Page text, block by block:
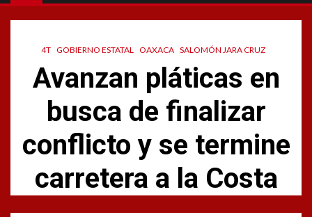
4T GOBIERNO ESTATAL OAXACA SALOMÓN JARA CRUZ
Avanzan pláticas en
busca de finalizar
conflicto y se termine
carretera a la Costa